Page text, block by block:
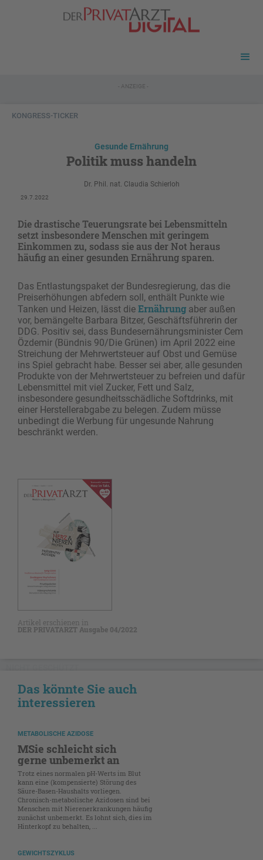
- ANZEIGE -
KONGRESS-TICKER
Gesunde Ernährung
Politik muss handeln
Dr. Phil. nat. Claudia Schierloh
29.7.2022
Die drastische Teuerungsrate bei Lebensmitteln
setzt insbesondere Menschen mit geringem
Einkommen zu, sodass sie aus der Not heraus
häufig an einer gesunden Ernährung sparen.
Das Entlastungspaket der Bundesregierung, das die
Preiserhöhungen abfedern soll, enthält Punkte wie
Tanken und Heizen, lässt die Ernährung aber außen
vor, bemängelte Barbara Bitzer, Geschäftsführerin der
DDG. Positiv sei, dass Bundesernährungsminister Cem
Özdemir (Bündnis 90/Die Grünen) im April 2022 eine
Streichung der Mehrwertsteuer auf Obst und Gemüse
ins Spiel gebracht habe. Besser sei aber, alle gesunden
Produkte von der Mehrwertsteuer zu befreien und dafür
Lebensmittel mit viel Zucker, Fett und Salz,
insbesondere gesundheitsschädliche Softdrinks, mit
einer Herstellerabgabe zu belegen. Zudem müsse
unbedingt die Werbung für ungesunde Nahrung
beschränkt werden.
Artikel erschienen in
DER PRIVATARZT Ausgabe 04/2022
Das könnte Sie auch
interessieren
METABOLISCHE AZIDOSE
MSie schleicht sich
gerne unbemerkt an
Trotz eines normalen pH-Werts im Blut
kann eine (kompensierte) Störung des
Säure-Basen-Haushalts vorliegen.
Chronisch-metabolische Azidosen sind bei
Menschen mit Nierenerkrankungen häufig
zunächst unbemerkt. Es lohnt sich, dies im
Hinterkopf zu behalten, ...
GEWICHTSZYKLUS